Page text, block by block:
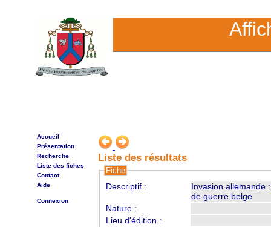
Accueil
Présentation
Recherche
Liste des fiches
Contact
Aide
Connexion
Liste des résultats
Fiche
Descriptif :
Invasion allemande
de guerre belge
Nature :
Lieu d'édition :